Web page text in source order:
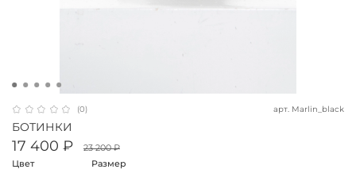
(0) арт. Marlin_black
БОТИНКИ
17 400 ₽
23 200 ₽
Цвет
Размер